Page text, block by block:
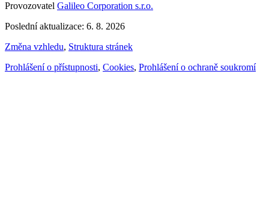
Provozovatel Galileo Corporation s.r.o.
Poslední aktualizace: 6. 8. 2026
Změna vzhledu, Struktura stránek
Prohlášení o přístupnosti, Cookies, Prohlášení o ochraně soukromí